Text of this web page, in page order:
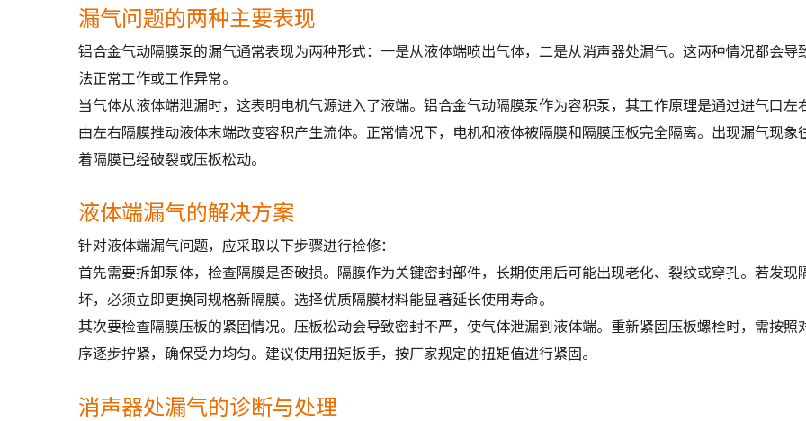
漏气问题的两种主要表现
铝合金气动隔膜泵的漏气通常表现为两种形式：一是从液体端喷出气体，二是从消声器处漏气。这两种情况都会导
法正常工作或工作异常。
当气体从液体端泄漏时，这表明电机气源进入了液端。铝合金气动隔膜泵作为容积泵，其工作原理是通过进气口左
由左右隔膜推动液体末端改变容积产生流体。正常情况下，电机和液体被隔膜和隔膜压板完全隔离。出现漏气现象
着隔膜已经破裂或压板松动。
液体端漏气的解决方案
针对液体端漏气问题，应采取以下步骤进行检修：
首先需要拆卸泵体，检查隔膜是否破损。隔膜作为关键密封部件，长期使用后可能出现老化、裂纹或穿孔。若发现
坏，必须立即更换同规格新隔膜。选择优质隔膜材料能显著延长使用寿命。
其次要检查隔膜压板的紧固情况。压板松动会导致密封不严，使气体泄漏到液体端。重新紧固压板螺栓时，需按照
序逐步拧紧，确保受力均匀。建议使用扭矩扳手，按厂家规定的扭矩值进行紧固。
消声器处漏气的诊断与处理